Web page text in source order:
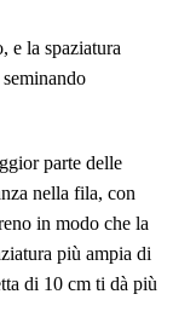
e la spaziatura
parte delle
nella fila, con
in modo che la
più ampia di
di 10 cm ti dà più